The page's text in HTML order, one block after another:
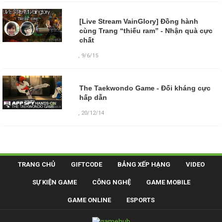
[Live Stream VainGlory] Đồng hành
cùng Trang “thiếu ram” - Nhận quà cực
chất
, 9/6/15
The Taekwondo Game - Đối kháng cực
hấp dẫn
, 20/12/14
TRANG CHỦ GIFTCODE BẢNG XẾP HẠNG VIDEO
SỰ KIỆN GAME CÔNG NGHỆ GAME MOBILE
GAME ONLINE ESPORTS